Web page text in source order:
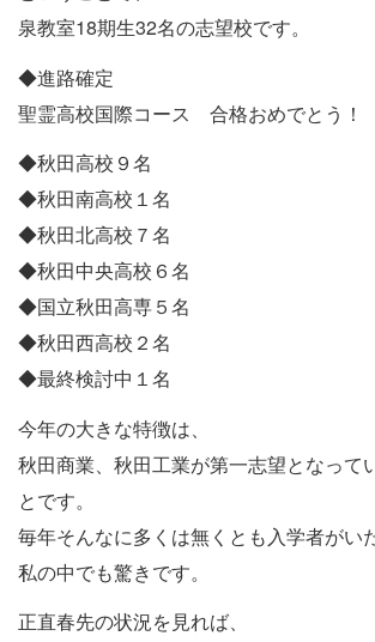
泉教室18期生32名の志望校です。
◆進路確定
聖霊高校国際コース 合格おめでとう！
◆秋田高校９名
◆秋田南高校１名
◆秋田北高校７名
◆秋田中央高校６名
◆国立秋田高専５名
◆秋田西高校２名
◆最終検討中１名
今年の大きな特徴は、
秋田商業、秋田工業が第一志望となって
とです。
毎年そんなに多くは無くとも入学者がい
私の中でも驚きです。
正直春先の状況を見れば、